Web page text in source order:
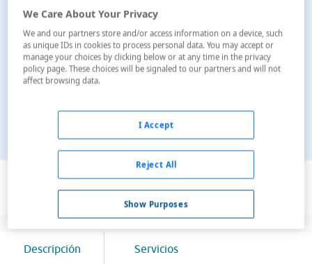
Ver en el mapa
Descripción Servicios
We Care About Your Privacy
We and our partners store and/or access information on a device, such
as unique IDs in cookies to process personal data. You may accept or
manage your choices by clicking below or at any time in the privacy
policy page. These choices will be signaled to our partners and will not
affect browsing data.
Show Purposes
Reject All
I Accept